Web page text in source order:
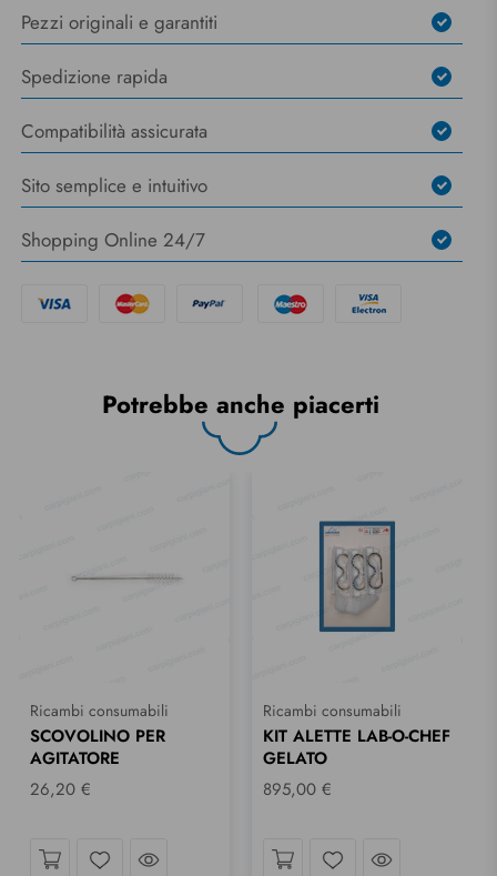
Pezzi originali e garantiti
Spedizione rapida
Compatibilità assicurata
Sito semplice e intuitivo
Shopping Online 24/7
Potrebbe anche piacerti
Ricambi consumabili
SCOVOLINO PER
AGITATORE
26,20 €
Dai uno sguardo
Ricambi consumabili
KIT ALETTE LAB-O-CHEF
GELATO
895,00 €
Dai uno